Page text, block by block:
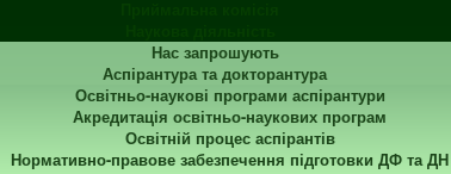
Нас запрошують
Аспірантура та докторантура
Освітньо-наукові програми аспірантури
Акредитація освітньо-наукових програм
Освітній процес аспірантів
Нормативно-правове забезпечення підготовки ДФ та ДН